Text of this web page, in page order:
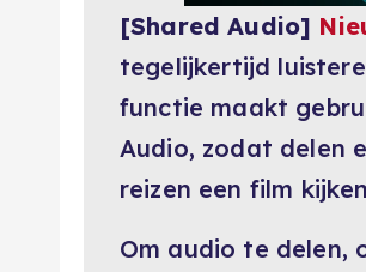
[Shared Audio]
tegelijkertijd
functie maakt
Audio, zodat delen
reizen een film
Om audio te delen,